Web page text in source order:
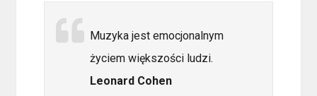
Muzyka jest emocjonalnym
życiem większości ludzi.
Leonard Cohen